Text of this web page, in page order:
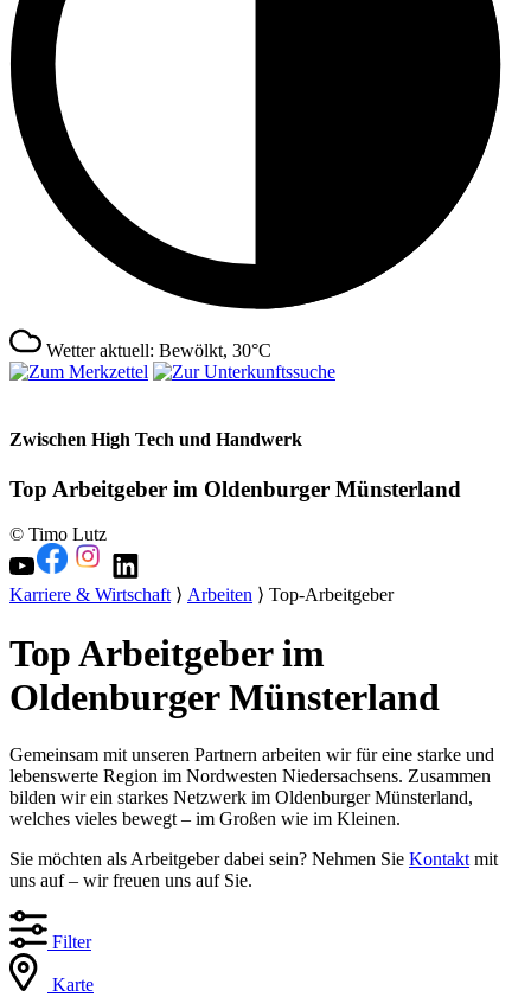
Wetter aktuell: Bewölkt, 30°C
Zwischen High Tech und Handwerk
Top Arbeitgeber im Oldenburger Münsterland
© Timo Lutz
Karriere & Wirtschaft⟩ Arbeiten ⟩ Top-Arbeitgeber
Top Arbeitgeber im
Oldenburger Münsterland
Gemeinsam mit unseren Partnern arbeiten wir für eine starke und
lebenswerte Region im Nordwesten Niedersachsens. Zusammen
bilden wir ein starkes Netzwerk im Oldenburger Münsterland,
welches vieles bewegt – im Großen wie im Kleinen.
Sie möchten als Arbeitgeber dabei sein? Nehmen Sie Kontakt mit
uns auf – wir freuen uns auf Sie.
Filter
Karte